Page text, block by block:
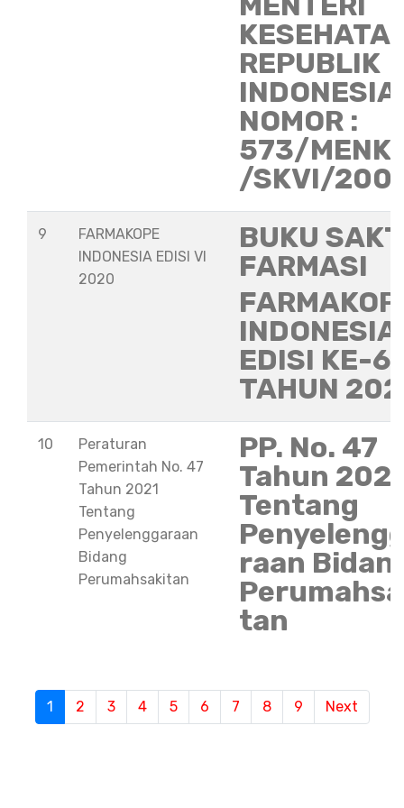
REPUBLIK
INDONESIA
NOMOR :
573/
/SKVI/
9
FARMAKOPE
INDONESIA EDISI VI
2020
BUKU
FARMASI
INDONESIA
EDISI KE-6
TAHUN
10
Peraturan
Pemerintah No. 47
Tahun 2021
Tentang
Penyelenggaraan
Bidang
Perumahsakitan
PP. No. 47
Tahun
Tentang
raan
tan
1 (current)
2 3 4 5 6 7 8 9 Next
S
e